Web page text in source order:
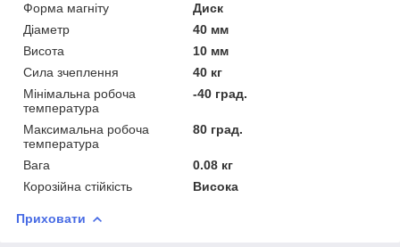
Форма магніту
Диск
Діаметр
40 мм
Висота
10 мм
Сила зчеплення
40 кг
Мінімальна робоча
температура
-40 град.
Максимальна робоча
температура
80 град.
Вага
0.08 кг
Корозійна стійкість
Висока
Приховати